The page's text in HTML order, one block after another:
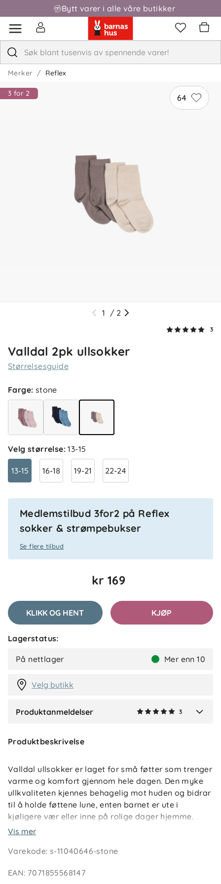
Bytt varer i alle våre butikker
Fri frakt over 1000,-
Merker Reflex
64
3 for 2
1 / 2
3
Valldal 2pk ullsokker
Størrelsesguide
Farge: stone
Velg størrelse:13-15
13-15 16-18 19-21 22-24
Medlemstilbud 3for2 på Reflex
sokker & strømpebukser
Se flere tilbud
kr 169
KLIKK OG HENT KJØP
Lagerstatus:
På nettlager Mer enn 10
Velg butikk
Produktanmeldelser 3
5.0
basert på 3 anmeldelser
1
Anmeldelser (3)
Roo Bekreftet kjøper
2 måneder siden
2 uker siden
S
Produktbeskrivelse
Valldal ullsokker er laget for små føtter som trenger
varme og komfort gjennom hele dagen. Den myke
ullkvaliteten kjennes behagelig mot huden og bidrar
til å holde føttene lune, enten barnet er ute i
kjøligere vær eller inne på rolige dager hjemme.
med innsydd strikk som gir god passform uten å
skaftet gjør det enkelt å holde orden, og to-
Vis mer
Varekode:s-11040646-stone
EAN: 7071855568147